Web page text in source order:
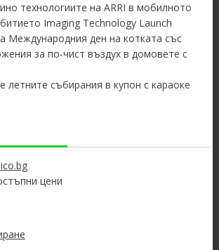
технологиите на ARRI в мобилното
Imaging Technology Launch
Международния ден на котката със
за по-чист въздух в домовете с
летните събирания в купон с караоке
цени